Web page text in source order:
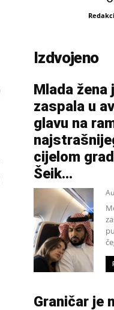
Izdvojeno
Mlada žena
zaspala u
glavu na
cijelom
Šeik...
Graničar je